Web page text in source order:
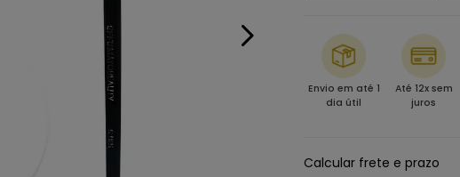
Envio em até 1
dia útil
Até 12x sem
juros
Calcular frete e prazo